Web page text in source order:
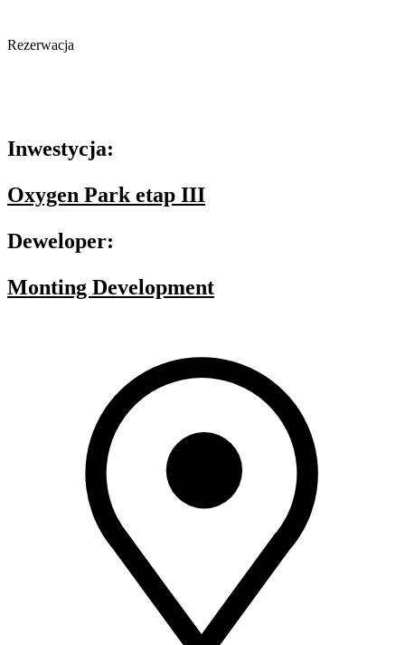
Rezerwacja
Inwestycja:
Oxygen Park etap III
Deweloper:
Monting Development